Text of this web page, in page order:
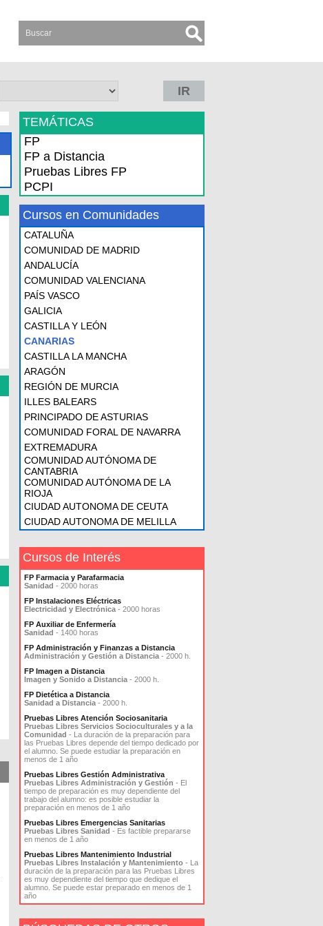
IR
TEMÁTICAS
FP
FP a Distancia
Pruebas Libres FP
PCPI
Cursos en Comunidades
CATALUÑA
COMUNIDAD DE MADRID
ANDALUCÍA
COMUNIDAD VALENCIANA
PAÍS VASCO
GALICIA
CASTILLA Y LEÓN
CANARIAS
CASTILLA LA MANCHA
ARAGÓN
REGIÓN DE MURCIA
ILLES BALEARS
PRINCIPADO DE ASTURIAS
COMUNIDAD FORAL DE NAVARRA
EXTREMADURA
COMUNIDAD AUTÓNOMA DE
CANTABRIA
COMUNIDAD AUTÓNOMA DE LA
RIOJA
CIUDAD AUTONOMA DE CEUTA
CIUDAD AUTONOMA DE MELILLA
Cursos de Interés
FP Farmacia y Parafarmacia
Sanidad - 2000 horas
FP Instalaciones Eléctricas
Electricidad y Electrónica - 2000 horas
FP Auxiliar de Enfermería
Sanidad - 1400 horas
FP Administración y Finanzas a Distancia
Administración y Gestión a Distancia - 2000 h.
FP Imagen a Distancia
Imagen y Sonido a Distancia - 2000 h.
FP Dietética a Distancia
Sanidad a Distancia - 2000 h.
Pruebas Libres Atención Sociosanitaria
Pruebas Libres Servicios Socioculturales y a la
Comunidad - La duración de la preparación para
las Pruebas Libres depende del tiempo dedicado por
el alumno. Se puede estudiar la preparación en
menos de 1 año
Pruebas Libres Gestión Administrativa
Pruebas Libres Administración y Gestión - El
tiempo de preparación es muy dependiente del
trabajo del alumno: es posible estudiar la
preparación en menos de 1 año
Pruebas Libres Emergencias Sanitarias
Pruebas Libres Sanidad - Es factible prepararse
en menos de 1 año
Pruebas Libres Mantenimiento Industrial
Pruebas Libres Instalación y Mantenimiento - La
duración de la preparación para las Pruebas Libres
es muy dependiente del tiempo que dedique el
alumno. Se puede estar preparado en menos de 1
año